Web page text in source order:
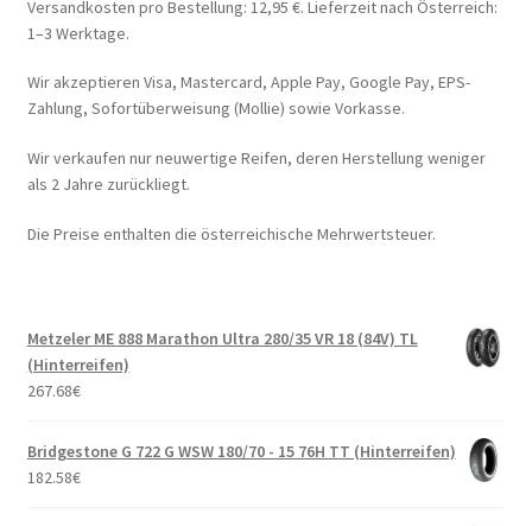
Versandkosten pro Bestellung: 12,95 €. Lieferzeit nach Österreich:
1–3 Werktage.
Wir akzeptieren Visa, Mastercard, Apple Pay, Google Pay, EPS-
Zahlung, Sofortüberweisung (Mollie) sowie Vorkasse.
Wir verkaufen nur neuwertige Reifen, deren Herstellung weniger
als 2 Jahre zurückliegt.
Die Preise enthalten die österreichische Mehrwertsteuer.
Metzeler ME 888 Marathon Ultra 280/35 VR 18 (84V) TL
(Hinterreifen)
267.68€
Bridgestone G 722 G WSW 180/70 - 15 76H TT (Hinterreifen)
182.58€